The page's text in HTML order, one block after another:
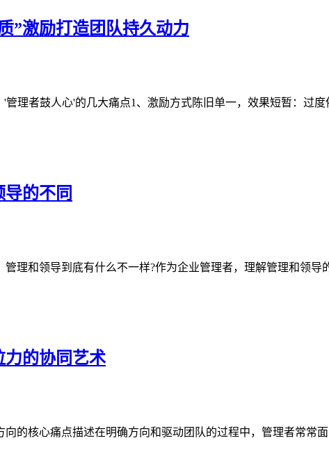
”激励打造团队持久动力
理者鼓人心'的几大痛点1、激励方式陈旧单一，效果短暂：过度
的不同
理和领导到底有什么不一样?作为企业管理者，理解管理和领导
的协同艺术
的核心痛点描述在明确方向和驱动团队的过程中，管理者常常面